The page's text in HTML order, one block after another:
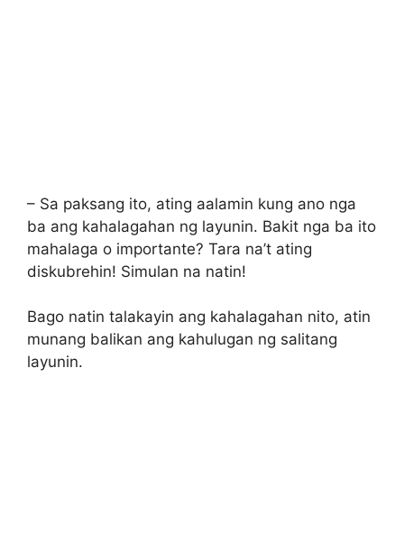
– Sa paksang ito, ating aalamin kung ano nga
ba ang kahalagahan ng layunin. Bakit nga ba ito
mahalaga o importante? Tara na’t ating
diskubrehin! Simulan na natin!
Bago natin talakayin ang kahalagahan nito, atin
munang balikan ang kahulugan ng salitang
layunin.